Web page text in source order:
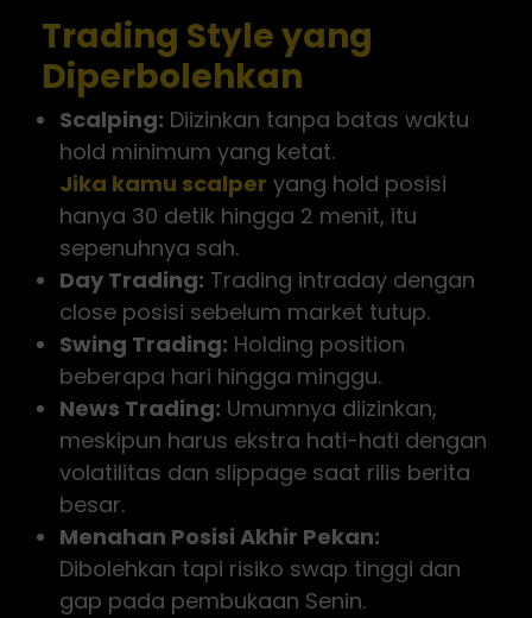
Trading Style yang
Diperbolehkan
Scalping: Diizinkan tanpa batas waktu
hold minimum yang ketat.
Jika kamu scalper yang hold posisi
hanya 30 detik hingga 2 menit, itu
sepenuhnya sah.
Day Trading: Trading intraday dengan
close posisi sebelum market tutup.
Swing Trading: Holding position
beberapa hari hingga minggu.
News Trading: Umumnya diizinkan,
meskipun harus ekstra hati-hati dengan
volatilitas dan slippage saat rilis berita
besar.
Menahan Posisi Akhir Pekan:
Dibolehkan tapi risiko swap tinggi dan
gap pada pembukaan Senin.